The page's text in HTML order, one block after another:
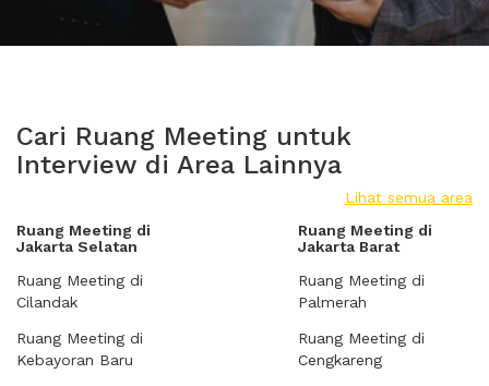
Cari Ruang Meeting untuk
Interview di Area Lainnya
Lihat semua area
Ruang Meeting di
Jakarta Selatan
Ruang Meeting di
Cilandak
Ruang Meeting di
Kebayoran Baru
Ruang Meeting di
Jakarta Barat
Ruang Meeting di
Palmerah
Ruang Meeting di
Cengkareng